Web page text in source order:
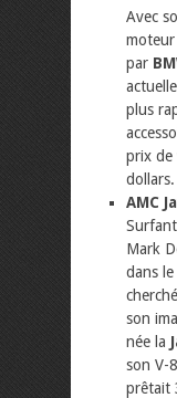
Avec
par
plus
prix de
dollars.
AMC
Mark
dans le
son
née la
son V-
prêtait